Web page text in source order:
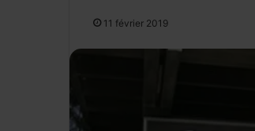
11 février 2019